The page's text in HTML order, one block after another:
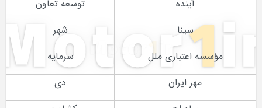
آینده
توسعه تعاون
سینا
شهر
مؤسسه اعتباری ملل
سرمایه
مهر ایران
دی